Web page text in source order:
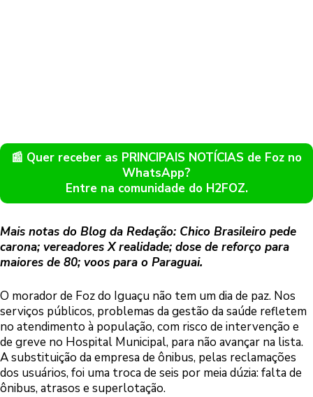
📰 Quer receber as PRINCIPAIS NOTÍCIAS de Foz no
WhatsApp?
Entre na comunidade do H2FOZ.
Mais notas do Blog da Redação: Chico Brasileiro pede
carona; vereadores X realidade; dose de reforço para
maiores de 80; voos para o Paraguai.
O morador de Foz do Iguaçu não tem um dia de paz. Nos
serviços públicos, problemas da gestão da saúde refletem
no atendimento à população, com risco de intervenção e
de greve no Hospital Municipal, para não avançar na lista.
A substituição da empresa de ônibus, pelas reclamações
dos usuários, foi uma troca de seis por meia dúzia: falta de
ônibus, atrasos e superlotação.